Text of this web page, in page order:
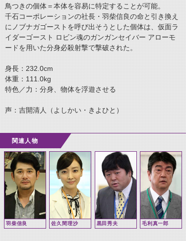
鳥つきの個体＝本体を容易に特定することが可能。
千石コーポレーションの社長・羽柴信良の命と引き換え
にノブナガゴーストを呼び出そうとした個体は、仮面ラ
イダーゴースト ロビン魂のガンガンセイバー アローモ
ードを用いた分身必殺射撃で撃破された。
身長：232.0cm
体重：111.0kg
特色／力：分身、物体を浮遊させる
声：吉開清人（よしかい・きよひと）
関連人物
羽柴信良 佐久間理沙 黒田秀夫 毛利真一郎